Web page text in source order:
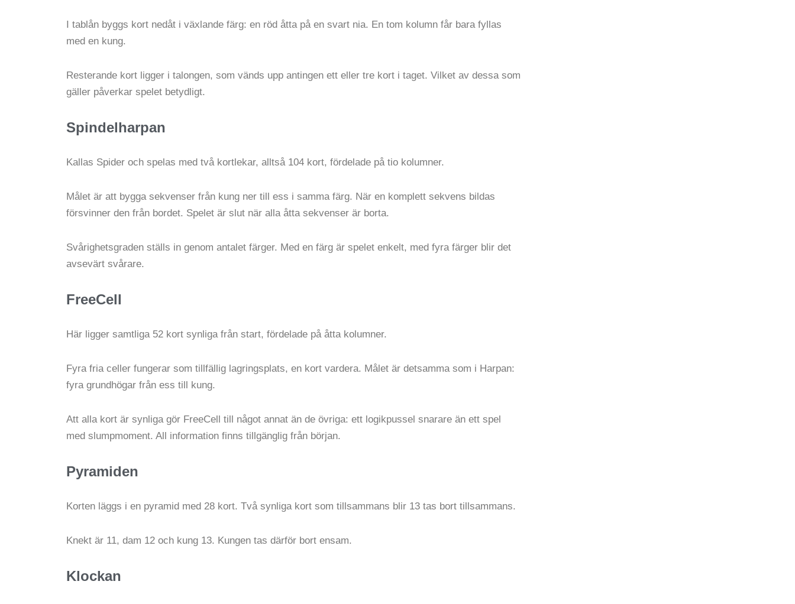
I tablån byggs kort nedåt i växlande färg: en röd åtta på en svart nia. En tom kolumn får bara fyllas
med en kung.
Resterande kort ligger i talongen, som vänds upp antingen ett eller tre kort i taget. Vilket av dessa som
gäller påverkar spelet betydligt.
Spindelharpan
Kallas Spider och spelas med två kortlekar, alltså 104 kort, fördelade på tio kolumner.
Målet är att bygga sekvenser från kung ner till ess i samma färg. När en komplett sekvens bildas
försvinner den från bordet. Spelet är slut när alla åtta sekvenser är borta.
Svårighetsgraden ställs in genom antalet färger. Med en färg är spelet enkelt, med fyra färger blir det
avsevärt svårare.
FreeCell
Här ligger samtliga 52 kort synliga från start, fördelade på åtta kolumner.
Fyra fria celler fungerar som tillfällig lagringsplats, en kort vardera. Målet är detsamma som i Harpan:
fyra grundhögar från ess till kung.
Att alla kort är synliga gör FreeCell till något annat än de övriga: ett logikpussel snarare än ett spel
med slumpmoment. All information finns tillgänglig från början.
Pyramiden
Korten läggs i en pyramid med 28 kort. Två synliga kort som tillsammans blir 13 tas bort tillsammans.
Knekt är 11, dam 12 och kung 13. Kungen tas därför bort ensam.
Klockan